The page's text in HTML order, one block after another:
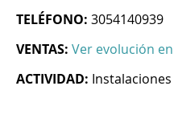
TELÉFONO: 3054140939
VENTAS: Ver evolución
ACTIVIDAD: